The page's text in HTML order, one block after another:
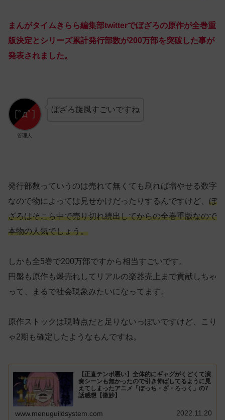
まんがタイムきらら編集部twitterでぼざろの原作が全巻重
版決定とシリーズ累計発行部数が200万部を突破した事が
発表されました。
管理人
ぼざろ旋風すごいですね
発行部数っていうのは売れて無くても刷れば増やせる数字
なので物によっては見せかけだったりするんですけど、 ぼ
ざろはそこら中で売り切れ続出してからの全巻重版なので
本物の人気でしょう。
しかも全5巻で200万部ですから相当すごいです。
円盤も原作も爆売れしてリアルの楽器売上まで貢献しちゃ
って、まるで社会現象みたいになってます。
原作ストックは現時点だと足りないっぽいですけど、こり
ゃ2期も確定したようなもんですね。
【正直テンポ悪い】全体的にギャグがくどくて演
奏シーンも無かったので引き伸ばしてるように見
えてしまったアニメ「ぼっち・ざ・ろっく」の7
話感想【微妙】
www.menuguildsystem.com 2022.11.20